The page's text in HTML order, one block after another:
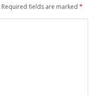
Required fields are marked *